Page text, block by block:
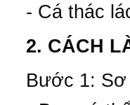
- Cá thác
2. CÁCH
Bước 1: Sơ